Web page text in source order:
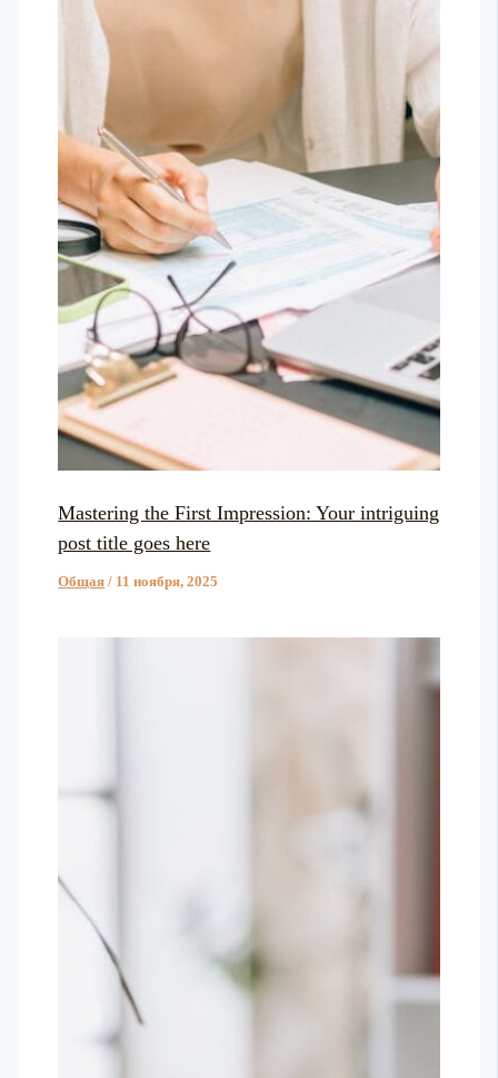
Mastering the First Impression: Your intriguing
post title goes here
Общая / 11 ноября, 2025